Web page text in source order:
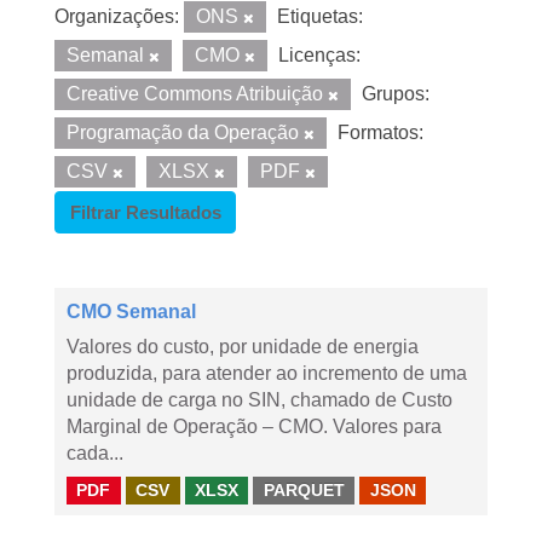
Organizações: ONS
Etiquetas:
Semanal
CMO
Licenças:
Creative Commons Atribuição
Grupos:
Programação da Operação
Formatos:
CSV
XLSX
PDF
Filtrar Resultados
CMO Semanal
Valores do custo, por unidade de energia
produzida, para atender ao incremento de uma
unidade de carga no SIN, chamado de Custo
Marginal de Operação – CMO. Valores para
cada...
PDF CSV XLSX PARQUET JSON